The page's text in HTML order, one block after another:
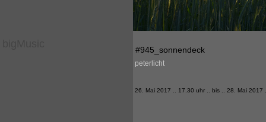
#945_sonnendeck
peterlicht
26. Mai 2017 .. 17.30 uhr .. bis .. 28. Mai 2017